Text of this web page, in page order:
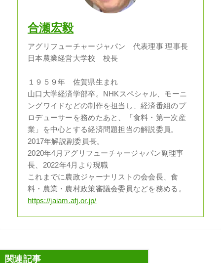
合瀬宏毅
アグリフューチャージャパン 代表理事 理事長
日本農業経営大学校 校長
１９５９年 佐賀県生まれ
山口大学経済学部卒。NHKスペシャル、モーニ
ングワイドなどの制作を担当し、経済番組のプ
ロデューサーを務めたあと、「食料・第一次産
業」を中心とする経済問題担当の解説委員。
2017年解説副委員長。
2020年4月アグリフューチャージャパン副理事
長、2022年4月より現職
これまでに農政ジャーナリストの会会長、食
料・農業・農村政策審議会委員などを務める。
https://jaiam.afj.or.jp/
関連記事